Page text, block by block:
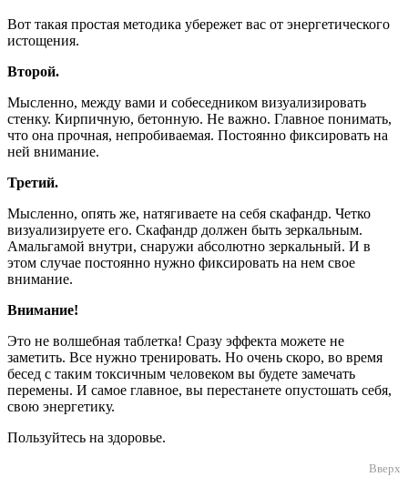
Вот такая простая методика убережет вас от энергетического
истощения.
Второй.
Мысленно, между вами и собеседником визуализировать
стенку. Кирпичную, бетонную. Не важно. Главное понимать,
что она прочная, непробиваемая. Постоянно фиксировать на
ней внимание.
Третий.
Мысленно, опять же, натягиваете на себя скафандр. Четко
визуализируете его. Скафандр должен быть зеркальным.
Амальгамой внутри, снаружи абсолютно зеркальный. И в
этом случае постоянно нужно фиксировать на нем свое
внимание.
Внимание!
Это не волшебная таблетка! Сразу эффекта можете не
заметить. Все нужно тренировать. Но очень скоро, во время
бесед с таким токсичным человеком вы будете замечать
перемены. И самое главное, вы перестанете опустошать себя,
свою энергетику.
Пользуйтесь на здоровье.
Вверх